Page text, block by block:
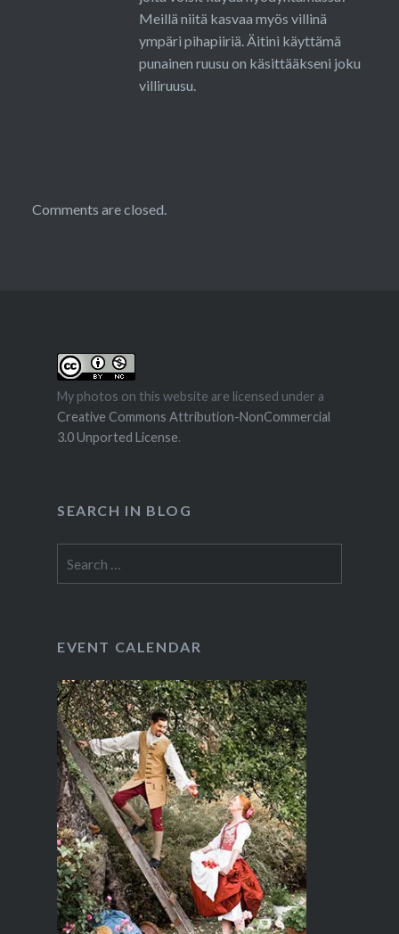
Meillä niitä kasvaa myös villinä
ympäri pihapiiriä. Äitini käyttämä
punainen ruusu on käsittääkseni joku
villiruusu.
Comments are closed.
My photos on this website are licensed under a
Creative Commons Attribution-NonCommercial
3.0 Unported License.
SEARCH IN BLOG
for:
EVENT CALENDAR